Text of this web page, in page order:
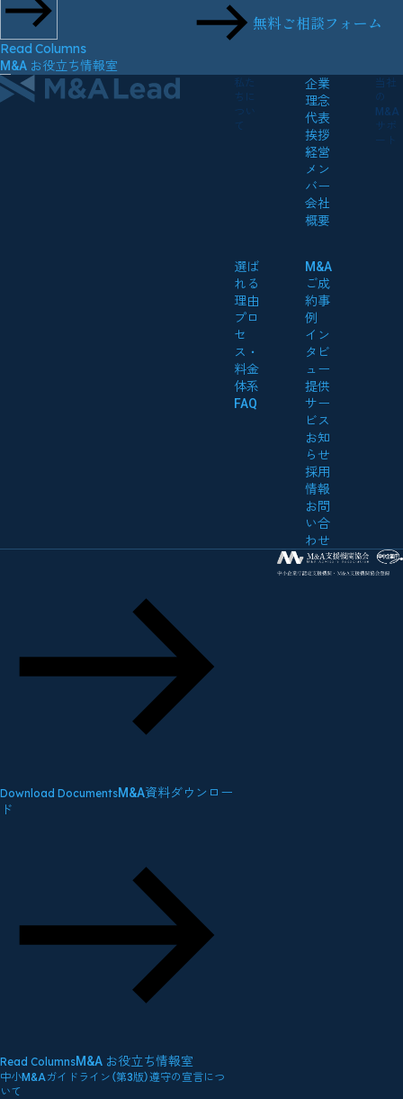
Read Columns
M&A お役立ち情報室
無料ご相談フォーム
私た
ちに
つい
て
企業
理念
代表
挨拶
経営
メン
バー
会社
概要
当社
の
M&A
サポ
ート
選ば
れる
理由
プロ
セ
ス・
料金
体系
FAQ
M&A
ご成
約事
例
イン
タビ
ュー
提供
サー
ビス
お知
らせ
採用
情報
お問
い合
わせ
Download DocumentsM&A資料ダウンロー
ド
Read ColumnsM&A お役立ち情報室
中小M&Aガイドライン（第3版）遵守の宣言につ
いて